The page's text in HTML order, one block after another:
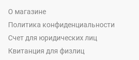
О магазине
Политика конфиденциальности
Счет для юридических лиц
Квитанция для физлиц